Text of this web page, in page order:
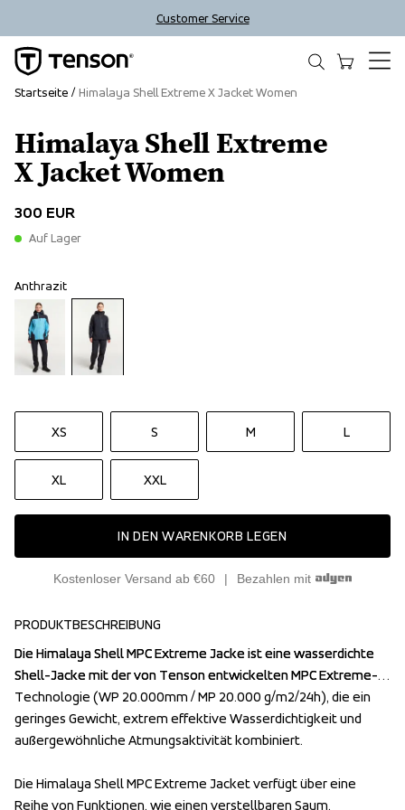
Customer Service
Himalaya Shell Extreme
X Jacket Women
300 EUR
Auf Lager
Anthrazit
XS S M L
XL XXL
IN DEN WARENKORB LEGEN
Kostenloser Versand ab €60 Bezahlen mit
Startseite Himalaya Shell Extreme X Jacket Women
PRODUKTBESCHREIBUNG
Die Himalaya Shell MPC Extreme Jacke ist eine wasserdichte
Shell-Jacke mit der von Tenson entwickelten MPC Extreme-
Technologie (WP 20.000mm / MP 20.000 g/m2/24h), die ein
geringes Gewicht, extrem effektive Wasserdichtigkeit und
außergewöhnliche Atmungsaktivität kombiniert.
Die Himalaya Shell MPC Extreme Jacket verfügt über eine
Reihe von Funktionen, wie einen verstellbaren Saum,
Die Himalaya Shell MPC Extreme Jacke ist eine wasserdichte
Shell-Jacke mit der von Tenson entwickelten MPC Extreme-
Technologie (WP 20.000mm / MP 20.000 g/m2/24h), die ein
geringes Gewicht, extrem effektive Wasserdichtigkeit und
außergewöhnliche Atmungsaktivität kombiniert.
Die Himalaya Shell MPC Extreme Jacket verfügt über eine
Reihe von Funktionen, wie einen verstellbaren Saum,